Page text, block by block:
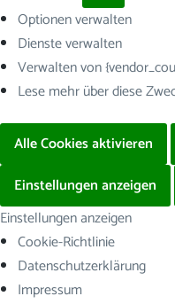
Optionen verwalten
Dienste verwalten
Verwalten von
Lese mehr über diese
Alle Cookies aktivieren
Einstellungen anzeigen
Einstellungen anzeigen
Cookie-Richtlinie
Datenschutzerklärung
Impressum